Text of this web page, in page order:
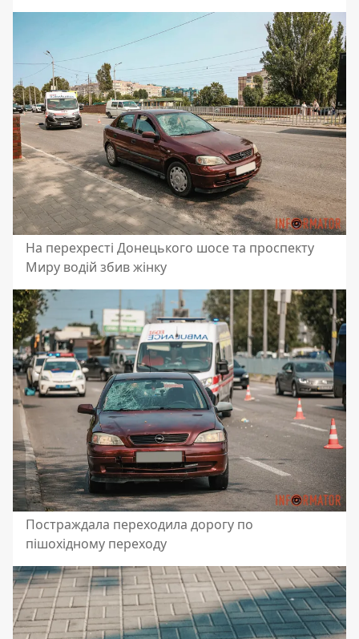
На перехресті Донецького шосе та проспекту
Миру водій збив жінку
Постраждала переходила дорогу по
пішохідному переходу